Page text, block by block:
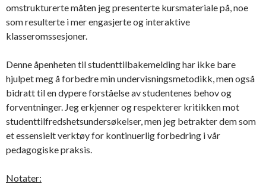
omstrukturerte måten jeg presenterte kursmateriale på, noe
som resulterte i mer engasjerte og interaktive
klasseromssesjoner.
Denne åpenheten til studenttilbakemelding har ikke bare
hjulpet meg å forbedre min undervisningsmetodikk, men også
bidratt til en dypere forståelse av studentenes behov og
forventninger. Jeg erkjenner og respekterer kritikken mot
studenttilfredshetsundersøkelser, men jeg betrakter dem som
et essensielt verktøy for kontinuerlig forbedring i vår
pedagogiske praksis.
Notater: